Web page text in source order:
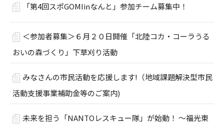
「第4回スポGOMIinなんと」参加チーム募集中！
＜参加者募集＞６月２０日開催「北陸コカ・コーラうる
おいの森づくり」下草刈り活動
みなさんの市民活動を応援します!（地域課題解決型市民
活動支援事業補助金等のご案内)
未来を担う「NANTOレスキュー隊」が始動！ ～福光東